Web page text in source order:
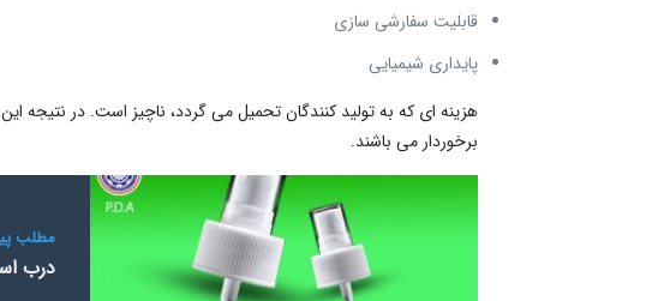
قابلیت سفارشی سازی
پایداری شیمیایی
هزینه ای که به تولید کنندگان تحمیل می گردد، ناچیز است. در نتیجه
برخوردار می باشند.
مطلب
درب